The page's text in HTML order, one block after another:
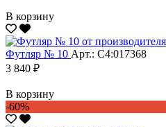
В корзину
Футляр № 10 Арт.: С4:017368
3 840 ₽
В корзину
-60%